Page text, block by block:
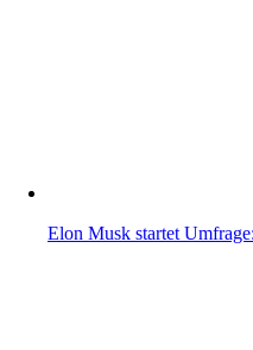
Elon Musk startet